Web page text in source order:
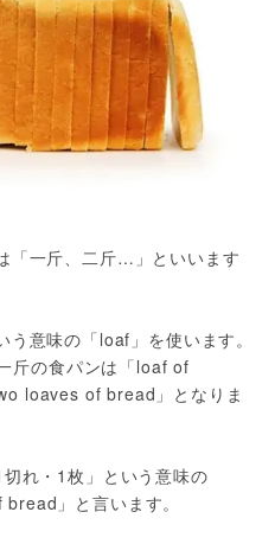
「一斤、二斤…」といいます
意味の「loaf」を使います。
斤の食パンは「loaf of
loaves of bread」となりま
れ・1枚」という意味の
」と言います。